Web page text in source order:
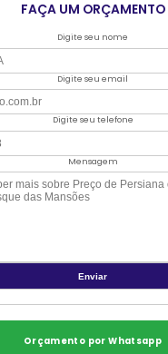
FAÇA UM ORÇAMENTO
Digite seu nome
Digite seu email
Digite seu telefone
Mensagem
Orçamento por Whatsapp